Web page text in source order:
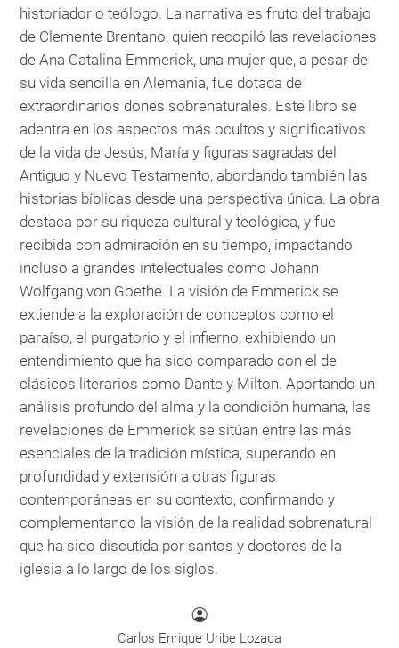
historiador o teólogo. La narrativa es fruto del trabajo
de Clemente Brentano, quien recopiló las revelaciones
de Ana Catalina Emmerick, una mujer que, a pesar de
su vida sencilla en Alemania, fue dotada de
extraordinarios dones sobrenaturales. Este libro se
adentra en los aspectos más ocultos y significativos
de la vida de Jesús, María y figuras sagradas del
Antiguo y Nuevo Testamento, abordando también las
historias bíblicas desde una perspectiva única. La obra
destaca por su riqueza cultural y teológica, y fue
recibida con admiración en su tiempo, impactando
incluso a grandes intelectuales como Johann
Wolfgang von Goethe. La visión de Emmerick se
extiende a la exploración de conceptos como el
paraíso, el purgatorio y el infierno, exhibiendo un
entendimiento que ha sido comparado con el de
clásicos literarios como Dante y Milton. Aportando un
análisis profundo del alma y la condición humana, las
revelaciones de Emmerick se sitúan entre las más
esenciales de la tradición mística, superando en
profundidad y extensión a otras figuras
contemporáneas en su contexto, confirmando y
complementando la visión de la realidad sobrenatural
que ha sido discutida por santos y doctores de la
iglesia a lo largo de los siglos.
Carlos Enrique Uribe Lozada